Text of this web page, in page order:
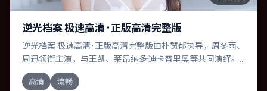
逆光档案 极速高清 · 正版高清完整版
逆光档案 极速高清 · 正版高清完整版由朴赞郁执导，周冬雨、
周迅领衔主演，与王凯、莱昂纳多·迪卡普里奥等共同演绎。
本片为喜剧类型，主要班底与取景来自澳大利亚。时间循环
困住主角，每一次醒来规则都在改变。影片整体气质压抑，
高清 流畅